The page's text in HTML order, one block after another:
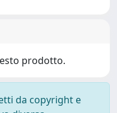
prodotto.
da copyright e